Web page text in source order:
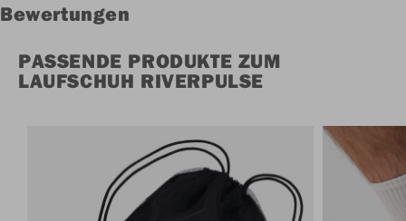
Bewertungen
PASSENDE PRODUKTE ZUM
LAUFSCHUH RIVERPULSE